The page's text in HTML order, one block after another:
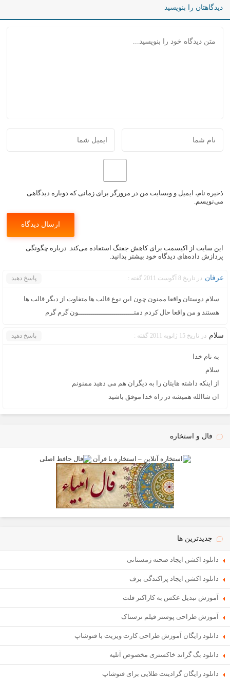
دیدگاهتان را بنویسید
ذخیره نام، ایمیل و وبسایت من در مرورگر برای زمانی که دوباره دیدگاهی
می‌نویسم.
این سایت از اکیسمت برای کاهش جفنگ استفاده می‌کند. درباره چگونگی
پردازش داده‌های دیدگاه خود بیشتر بدانید.
عرفان در تاریخ 8 آگوست 2011 گفته : پاسخ دهید
سلام دوستان واقعا ممنون چون اين نوع قالب ها متفاوت از ديگر قالب ها
هستند و من واقعا حال كردم دمتـــــــــــــــــــــــــــون گرم گرم
سلام در تاریخ 15 ژانویه 2011 گفته : پاسخ دهید
به نام خدا
سلام
از اینکه داشته هایتان را به دیگران هم می دهید ممنونم
ان شاالله همیشه در راه خدا موفق باشید
فال و استخاره
جدیدترین ها
دانلود اکشن ایجاد صحنه زمستانی
دانلود اکشن ایجاد پراکندگی برف
آموزش تبدیل عکس به کاراکتر فلت
آموزش طراحی پوستر فیلم ترسناک
دانلود رایگان آموزش طراحی کارت ویزیت با فتوشاپ
دانلود بگ گراند خاکستری مخصوص آتلیه
دانلود رایگان گرادینت طلایی برای فتوشاپ